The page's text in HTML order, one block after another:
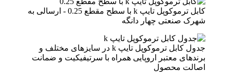
کابل ترموکوپل تایپ k با سطح مقطع 0.25 - ارسالی به
شهرک صنعتی چهار دانگه
جدول کابل ترموکوپل تایپ k در سایزهای مختلف و
برندهای معتبر اروپایی همراه با سرتیفیکیت و ضمانت
اصالت محصول